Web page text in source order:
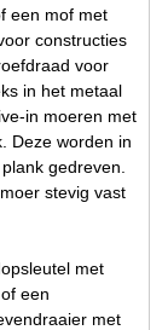
een mof met
constructies
voor
in het metaal
in moeren met
Deze worden in
gedreven.
stevig vast
met
een
met